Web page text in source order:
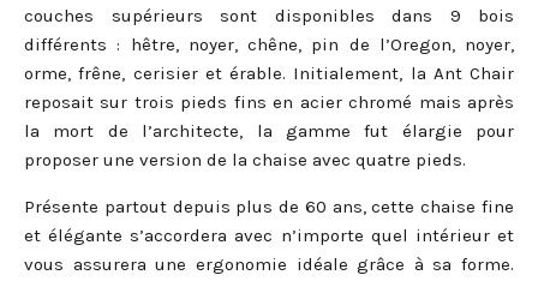
couches supérieurs sont disponibles dans 9 bois
différents : hêtre, noyer, chêne, pin de l’Oregon, noyer,
orme, frêne, cerisier et érable. Initialement, la Ant Chair
reposait sur trois pieds fins en acier chromé mais après
la mort de l’architecte, la gamme fut élargie pour
proposer une version de la chaise avec quatre pieds.
Présente partout depuis plus de 60 ans, cette chaise fine
et élégante s’accordera avec n’importe quel intérieur et
vous assurera une ergonomie idéale grâce à sa forme.